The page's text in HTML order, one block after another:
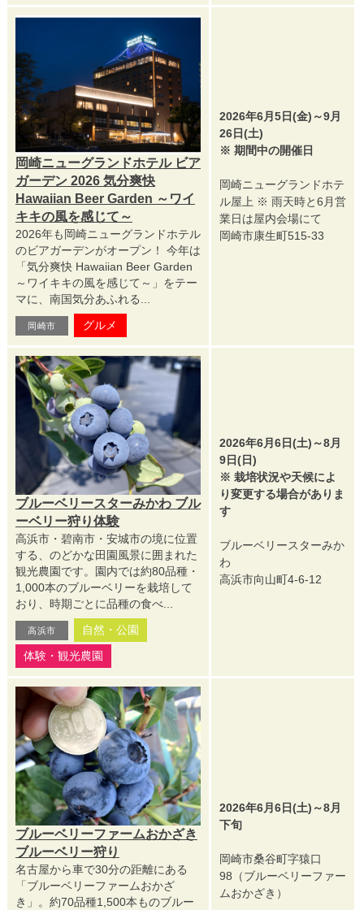
岡崎ニューグランドホテル ビア
ガーデン 2026 気分爽快
Hawaiian Beer Garden ～ワイ
キキの風を感じて～
2026年も岡崎ニューグランドホテル
のビアガーデンがオープン！ 今年は
「気分爽快 Hawaiian Beer Garden
～ワイキキの風を感じて～」をテー
マに、南国気分あふれる...
岡崎市 グルメ
2026年6月5日(金)～9月
26日(土)
※ 期間中の開催日
岡崎ニューグランドホテ
ル屋上 ※ 雨天時と6月営
業日は屋内会場にて
岡崎市康生町515-33
ブルーベリースターみかわ ブル
ーベリー狩り体験
高浜市・碧南市・安城市の境に位置
する、のどかな田園風景に囲まれた
観光農園です。園内では約80品種・
1,000本のブルーベリーを栽培して
おり、時期ごとに品種の食べ...
高浜市
自然・公園
体験・観光農園
2026年6月6日(土)～8月
9日(日)
※ 栽培状況や天候によ
り変更する場合がありま
す
ブルーベリースターみか
わ
高浜市向山町4-6-12
ブルーベリーファームおかざき
ブルーベリー狩り
名古屋から車で30分の距離にある
「ブルーベリーファームおかざ
き」。約70品種1,500本ものブルー
2026年6月6日(土)～8月
下旬
岡崎市桑谷町字猿口
98（ブルーベリーファー
ムおかざき）